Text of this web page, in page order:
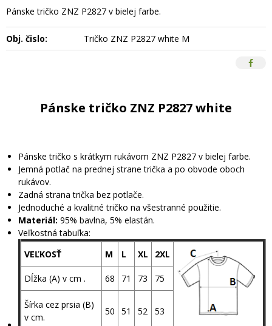
Pánske tričko ZNZ P2827 v bielej farbe.
Obj. čislo: Tričko ZNZ P2827 white M
Pánske tričko ZNZ P2827 white
Pánske tričko s krátkym rukávom ZNZ P2827 v bielej farbe.
Jemná potlač na prednej strane trička a po obvode oboch
rukávov.
Zadná strana trička bez potlače.
Jednoduché a kvalitné tričko na všestranné použitie.
Materiál: 95% bavlna, 5% elastán.
Veľkostná tabuľka:
VEĽKOSŤ
M L XL 2XL
Dĺžka (A) v cm . 68 71 73 75
Šírka cez prsia (B)
v cm.
50 51 52 53